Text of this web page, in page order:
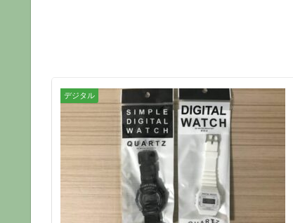
デジタル